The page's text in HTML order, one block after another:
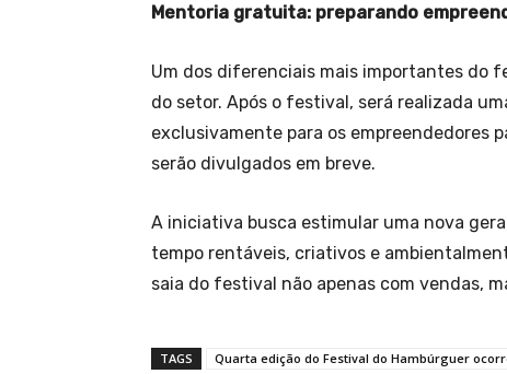
Mentoria gratuita: preparando
Um dos diferenciais mais importantes do
do setor. Após o festival, será realizada
exclusivamente para os empreendedores
serão divulgados em breve.
A iniciativa busca estimular uma nova
tempo rentáveis, criativos e
saia do festival não apenas com vendas,
TAGS Quarta edição do Festival do Hambúrguer